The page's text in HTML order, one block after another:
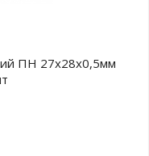
ПН 27х28х0,5мм